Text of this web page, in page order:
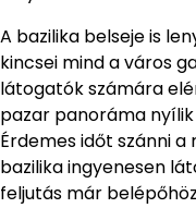
A bazilika belseje is
kincsei mind a város
látogatók számára
pazar panoráma
Érdemes időt szánni
bazilika ingyenesen
feljutás már